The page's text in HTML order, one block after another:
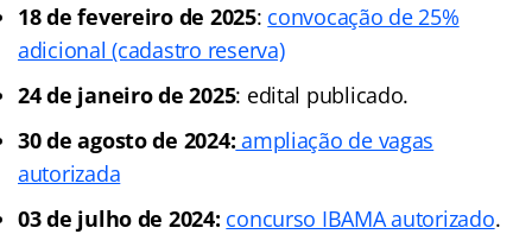
18 de fevereiro de 2025: convocação de 25%
adicional (cadastro reserva)
24 de janeiro de 2025: edital publicado.
30 de agosto de 2024: ampliação de vagas
autorizada
03 de julho de 2024: concurso IBAMA autorizado.